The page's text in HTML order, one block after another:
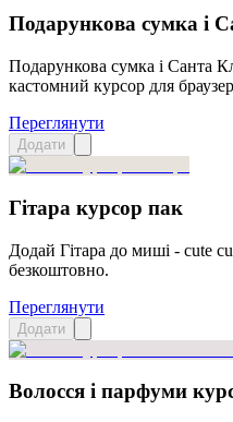
Подарункова сумка і
Подарункова сумка і Санта
кастомний курсор для
Переглянути
Додати
Гітара курсор пак
Додай Гітара до миші - cute
безкоштовно.
Переглянути
Додати
Волосся і парфуми